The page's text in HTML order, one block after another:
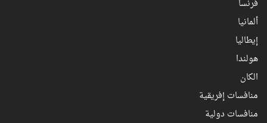
فرنسا
ألمانيا
إيطاليا
هولندا
الكان
منافسات إفريقية
منافسات دولية